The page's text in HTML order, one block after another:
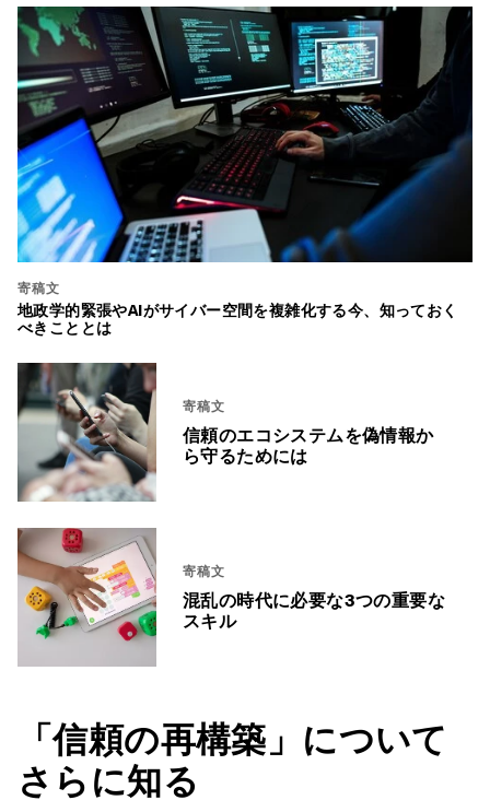
寄稿文
地政学的緊張やAIがサイバー空間を複雑化する今、知っておく
べきこととは
寄稿文
信頼のエコシステムを偽情報か
ら守るためには
寄稿文
混乱の時代に必要な3つの重要な
スキル
「信頼の再構築」について
さらに知る